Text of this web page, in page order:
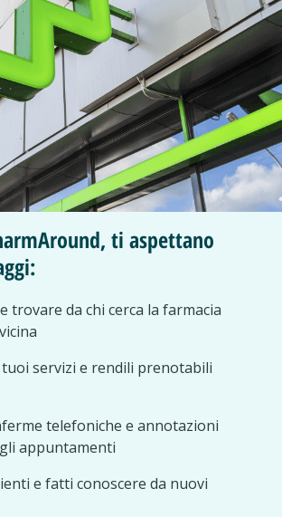
ti aspettano
trovare da chi cerca la farmacia
servizi e rendili prenotabili
telefoniche e annotazioni
appuntamenti
e fatti conoscere da nuovi